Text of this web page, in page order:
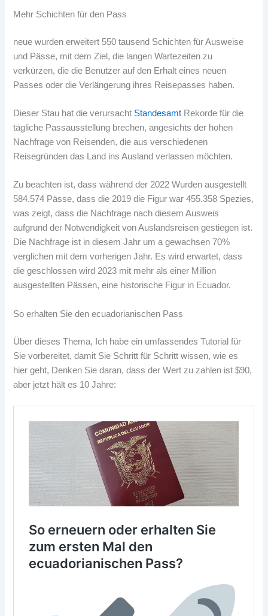
Mehr Schichten für den Pass
neue wurden erweitert 550 tausend Schichten für Ausweise
und Pässe, mit dem Ziel, die langen Wartezeiten zu
verkürzen, die die Benutzer auf den Erhalt eines neuen
Passes oder die Verlängerung ihres Reisepasses haben.
Dieser Stau hat die verursacht Standesamt Rekorde für die
tägliche Passausstellung brechen, angesichts der hohen
Nachfrage von Reisenden, die aus verschiedenen
Reisegründen das Land ins Ausland verlassen möchten.
Zu beachten ist, dass während der 2022 Wurden ausgestellt
584.574 Pässe, dass die 2019 die Figur war 455.358 Spezies,
was zeigt, dass die Nachfrage nach diesem Ausweis
aufgrund der Notwendigkeit von Auslandsreisen gestiegen ist.
Die Nachfrage ist in diesem Jahr um a gewachsen 70%
verglichen mit dem vorherigen Jahr. Es wird erwartet, dass
die geschlossen wird 2023 mit mehr als einer Million
ausgestellten Pässen, eine historische Figur in Ecuador.
So erhalten Sie den ecuadorianischen Pass
Über dieses Thema, Ich habe ein umfassendes Tutorial für
Sie vorbereitet, damit Sie Schritt für Schritt wissen, wie es
hier geht, Denken Sie daran, dass der Wert zu zahlen ist $90,
aber jetzt hält es 10 Jahre: